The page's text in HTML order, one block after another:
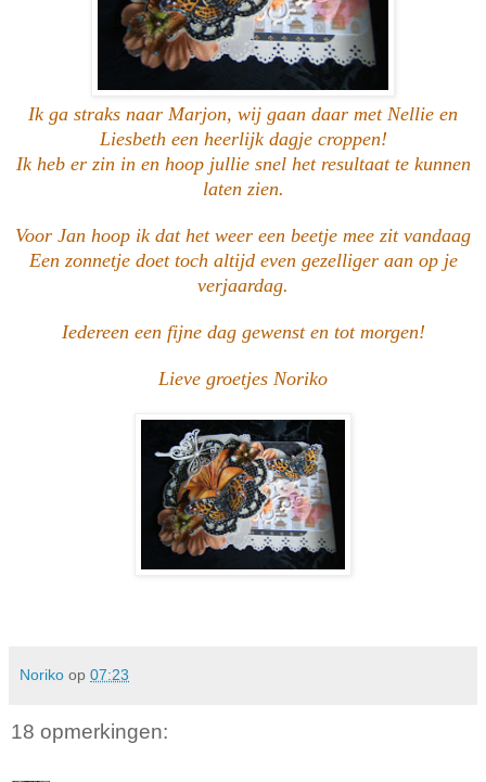
Ik ga straks naar Marjon, wij gaan daar met Nellie en
Liesbeth een heerlijk dagje croppen!
Ik heb er zin in en hoop jullie snel het resultaat te kunnen
laten zien.
Voor Jan hoop ik dat het weer een beetje mee zit vandaag
Een zonnetje doet toch altijd even gezelliger aan op je
verjaardag.
Iedereen een fijne dag gewenst en tot morgen!
Lieve groetjes Noriko
Noriko op 07:23
18 opmerkingen: